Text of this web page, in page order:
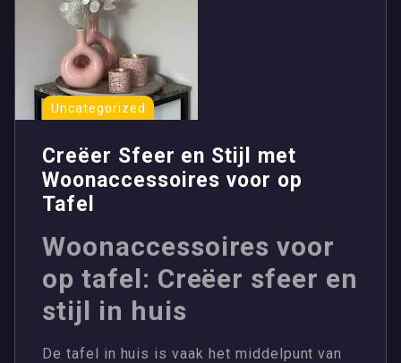
Uncategorized
Creëer Sfeer en Stijl met
Woonaccessoires voor op
Tafel
Woonaccessoires voor
op tafel: Creëer sfeer en
stijl in huis
De tafel in huis is vaak het middelpunt van